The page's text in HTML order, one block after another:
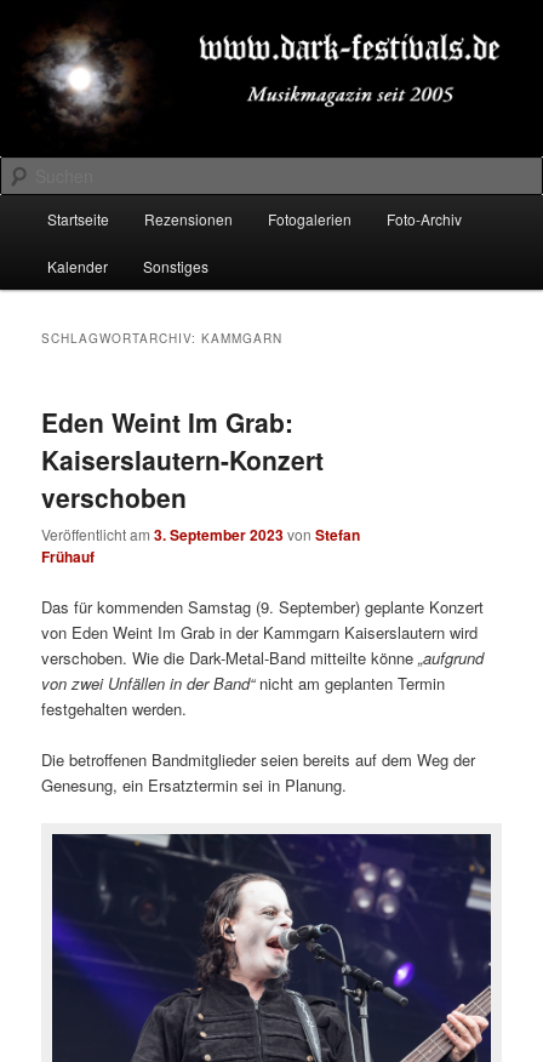
primären
Inhalt
springen
sekundären
Inhalt
springenDARK-FESTIVALS.DE
Suchen
Startseite Rezensionen Fotogalerien Foto-Archiv
Kalender Sonstiges
SCHLAGWORTARCHIV:KAMMGARN
Eden Weint Im Grab:
Kaiserslautern-Konzert
verschoben
Veröffentlicht am3. September 2023vonStefan
Frühauf
Das für kommenden Samstag (9. September) geplante Konzert
von Eden Weint Im Grab in der Kammgarn Kaiserslautern wird
verschoben. Wie die Dark-Metal-Band mitteilte könne„aufgrund
von zwei Unfällen in der Band“nicht am geplanten Termin
festgehalten werden.
Die betroffenen Bandmitglieder seien bereits auf dem Weg der
Genesung, ein Ersatztermin sei in Planung.